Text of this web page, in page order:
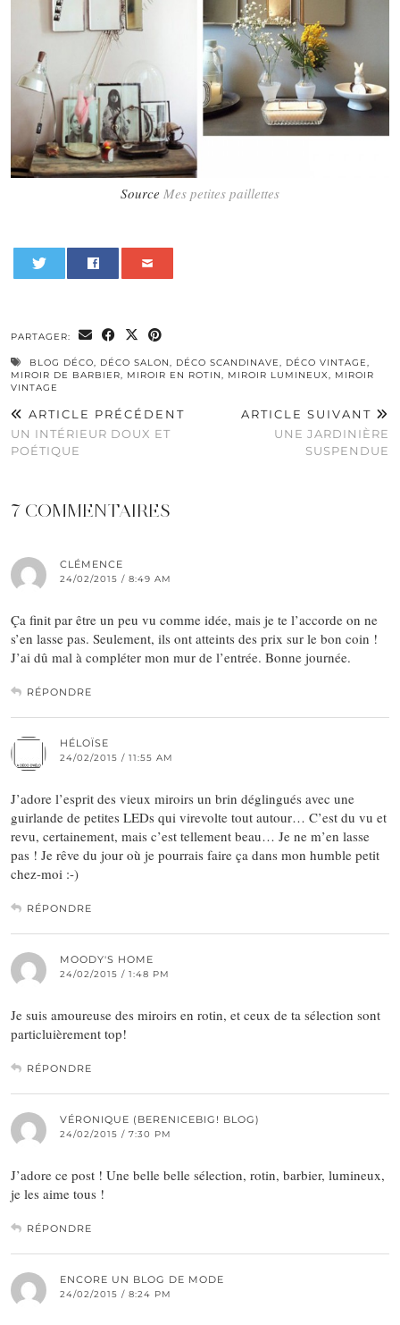
Source Mes petites paillettes
PARTAGER:
BLOG DÉCO, DÉCO SALON, DÉCO SCANDINAVE, DÉCO VINTAGE,
MIROIR DE BARBIER, MIROIR EN ROTIN, MIROIR LUMINEUX, MIROIR
VINTAGE
ARTICLE PRÉCÉDENT
UN INTÉRIEUR DOUX ET
POÉTIQUE
ARTICLE SUIVANT
UNE JARDINIÈRE
SUSPENDUE
7 COMMENTAIRES
CLÉMENCE
24/02/2015 / 8:49 AM
Ça finit par être un peu vu comme idée, mais je te l’accorde on ne
s’en lasse pas. Seulement, ils ont atteints des prix sur le bon coin !
J’ai dû mal à compléter mon mur de l’entrée. Bonne journée.
RÉPONDRE
HÉLOÏSE
24/02/2015 / 11:55 AM
J’adore l’esprit des vieux miroirs un brin déglingués avec une
guirlande de petites LEDs qui virevolte tout autour… C’est du vu et
revu, certainement, mais c’est tellement beau… Je ne m’en lasse
pas ! Je rêve du jour où je pourrais faire ça dans mon humble petit
chez-moi :-)
RÉPONDRE
MOODY'S HOME
24/02/2015 / 1:48 PM
Je suis amoureuse des miroirs en rotin, et ceux de ta sélection sont
particluièrement top!
RÉPONDRE
VÉRONIQUE (BERENICEBIG! BLOG)
24/02/2015 / 7:30 PM
J’adore ce post ! Une belle belle sélection, rotin, barbier, lumineux,
je les aime tous !
RÉPONDRE
ENCORE UN BLOG DE MODE
24/02/2015 / 8:24 PM